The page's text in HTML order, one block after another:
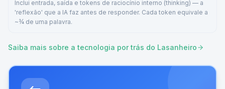
Inclui entrada, saída e tokens de raciocínio interno (thinking) — a
'reflexão' que a IA faz antes de responder. Cada token equivale a
~¾ de uma palavra.
Saiba mais sobre a tecnologia por trás do Lasanheiro